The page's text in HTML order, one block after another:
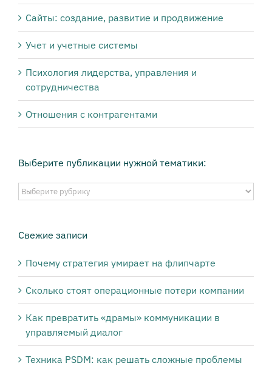
Сайты: создание, развитие и продвижение
Учет и учетные системы
Психология лидерства, управления и
сотрудничества
Отношения с контрагентами
Выберите публикации нужной тематики:
Выберите
публикации
тематики:
Свежие записи
Почему стратегия умирает на флипчарте
Сколько стоят операционные потери компании
Как превратить «драмы» коммуникации в
управляемый диалог
Техника PSDM: как решать сложные проблемы